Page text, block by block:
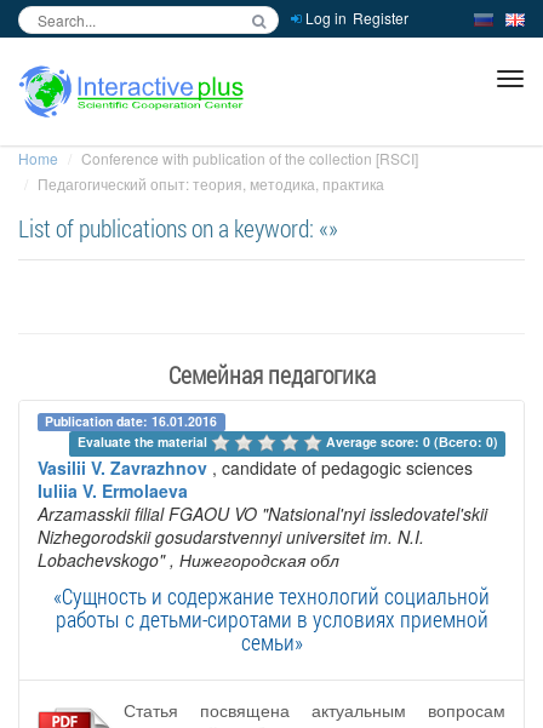
Log in Register
Home
Conference with publication of the collection [RSCI]
Педагогический опыт: теория, методика, практика
List of publications on a keyword: «»
Семейная педагогика
Publication date: 16.01.2016
Evaluate the material
Average score: 0 (Всего: 0)
Vasilii V. Zavrazhnov , candidate of pedagogic sciences
Iuliia V. Ermolaeva
Arzamasskii filial FGAOU VO "Natsional'nyi issledovatel'skii
Nizhegorodskii gosudarstvennyi universitet im. N.I.
Lobachevskogo" , Нижегородская обл
«Сущность и содержание технологий социальной
работы с детьми-сиротами в условиях приемной
семьи»
Статья посвящена актуальным вопросам